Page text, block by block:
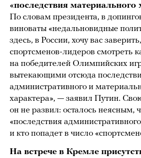
«последствия материального
По словам президента, в
виноваты «недальновидные
здесь, в России, хочу вас
спортсменов-лидеров смотреть
на победителей Олимпийских
вытекающими отсюда
административного и
характера», — заявил Путин.
он не развил: осталось неясным,
«последствия
и кто попадет в число
На встрече в Кремле